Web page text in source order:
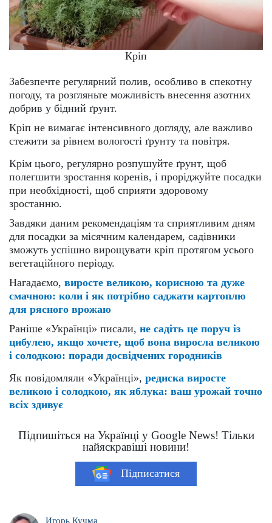
Кріп
Забезпечте регулярний полив, особливо в спекотну
погоду, та розгляньте можливість внесення азотних
добрив у бідний ґрунт.
Кріп не вимагає інтенсивного догляду, але важливо
стежити за рівнем вологості ґрунту та повітря.
Крім цього, регулярно розпушуйте ґрунт, щоб
полегшити зростання коренів, і проріджуйте посадки
при необхідності, щоб сприяти здоровому
зростанню.
Завдяки даним рекомендаціям та сприятливим дням
для посадки за місячним календарем, садівники
зможуть успішно вирощувати кріп протягом усього
вегетаційного періоду.
Нагадаємо, виросте великою, корисною та дуже
смачною: коли і як потрібно саджати картоплю
для рясного врожаю
Раніше «Українці» писали, не садіть це поруч із
цибулею, якщо хочете, щоб вона виросла великою
і солодкою: поради досвідчених городників
Як повідомляли «Українці», редиска виросте
великою і солодкою, як яблука: ваш урожай точно
всіх здивує
Підпишіться на Українці у Google News! Тільки
найяскравіші новини!
Підписатися
Игорь Кучма